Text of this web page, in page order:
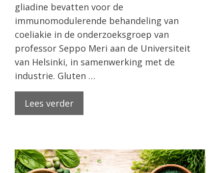
gliadine bevatten voor de
immunomodulerende behandeling van
coeliakie in de onderzoeksgroep van
professor Seppo Meri aan de Universiteit
van Helsinki, in samenwerking met de
industrie. Gluten …
Lees verder